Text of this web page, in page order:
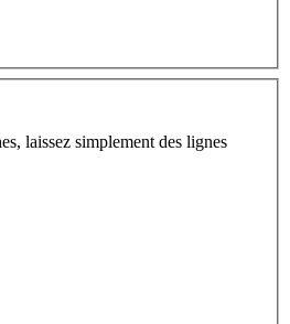
laissez simplement des lignes